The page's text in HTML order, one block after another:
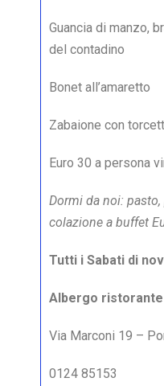
Guancia di manzo,
del contadino
Bonet all’amaretto
Zabaione con
Euro 30 a persona
Dormi da noi:
colazione a buffet
Tutti i Sabati di
Albergo
Via Marconi 19 –
0124 85153